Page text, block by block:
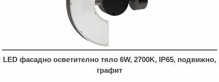
LED фасадно осветително тяло 6W, 2700K, IP65, подвижно,
графит